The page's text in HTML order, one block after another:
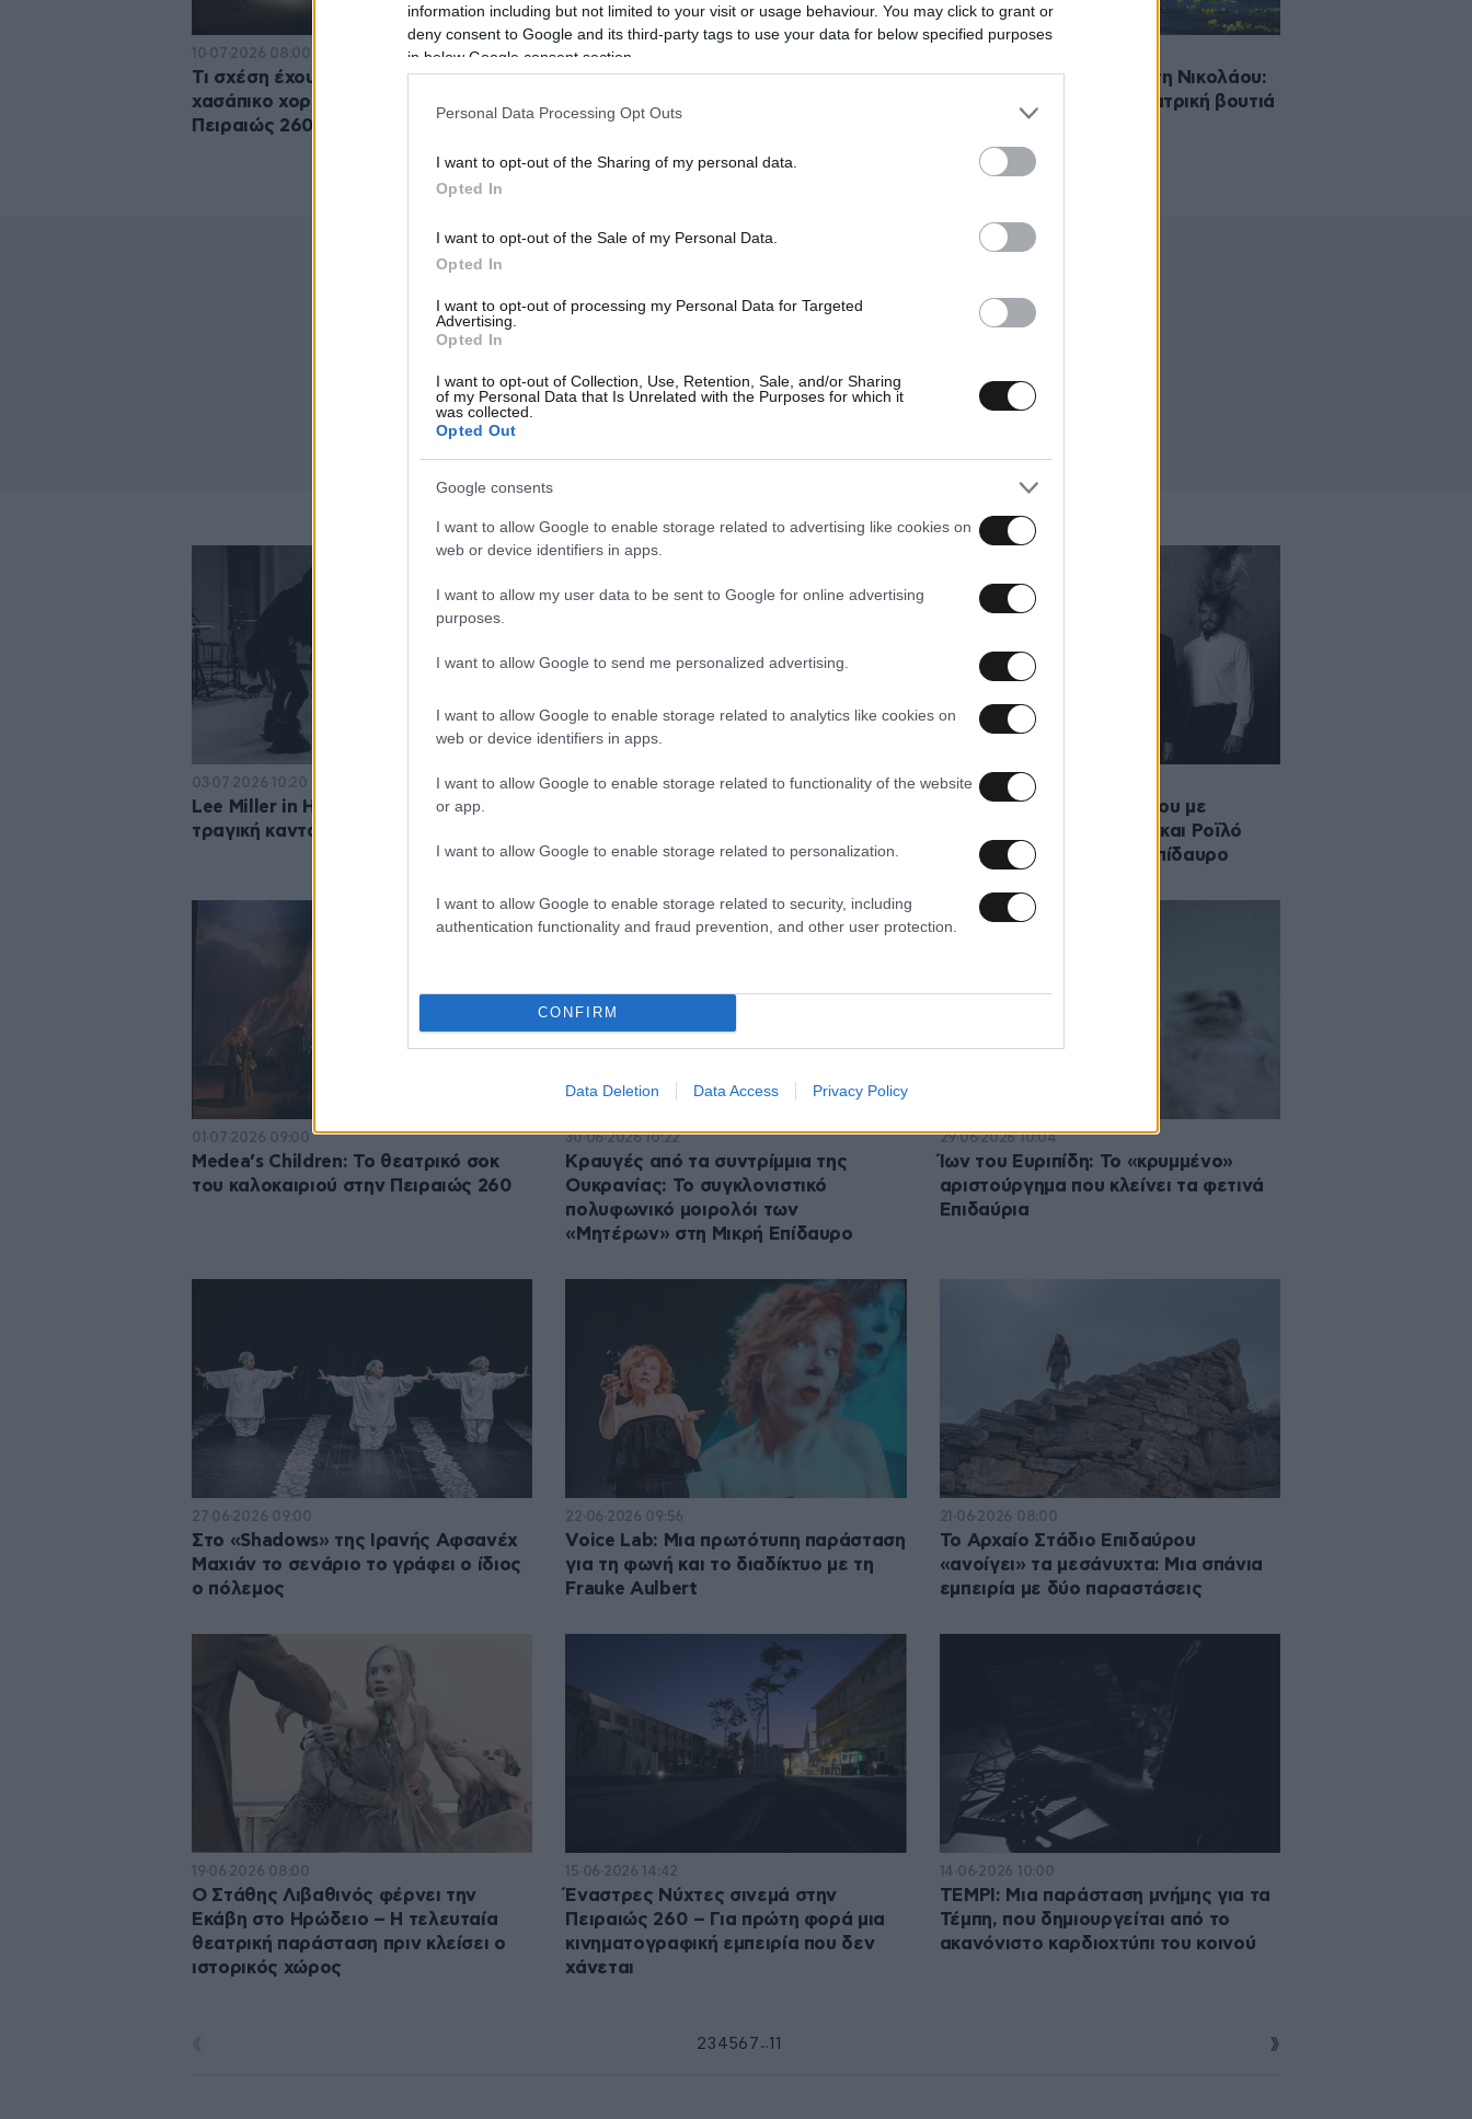
information including but not limited to your visit or usage behaviour. You may click to grant or
deny consent to Google and its third-party tags to use your data for below specified purposes
in below Google consent section.
Personal Data Processing Opt Outs
I want to opt-out of the Sharing of my personal data.
Opted In
I want to opt-out of the Sale of my Personal Data.
Opted In
I want to opt-out of processing my Personal Data for Targeted
Advertising.
Opted In
I want to opt-out of Collection, Use, Retention, Sale, and/or Sharing
of my Personal Data that Is Unrelated with the Purposes for which it
was collected.
Opted Out
Google consents
I want to allow Google to enable storage related to advertising like cookies on
web or device identifiers in apps.
I want to allow my user data to be sent to Google for online advertising
purposes.
I want to allow Google to send me personalized advertising.
I want to allow Google to enable storage related to analytics like cookies on
web or device identifiers in apps.
I want to allow Google to enable storage related to functionality of the website
or app.
I want to allow Google to enable storage related to personalization.
I want to allow Google to enable storage related to security, including
authentication functionality and fraud prevention, and other user protection.
CONFIRM
Data Deletion Data Access Privacy Policy
10·07·2026 08:00
Τι σχέση έχουν οι Χασάπηδες με τον
χασάπικο χορό; Η απάντηση στην
Πειραιώς 260
09·07·2026 09:00
«Εννιά νούφαρα από τη νεκρή όχθη»:
Βήτα συναντά την ελληνική ρίζα στην
«Ο Διάδρομος» του Φώτη Νικολάου:
Μια καθηλωτική χοροθεατρική βουτιά
στην ανθρώπινη ψυχή
03·07·2026 10:20
Lee Miller in Hitler’s Bathtub: Μια
τραγική καντάτα στην Πειραιώς 260
02·07·2026 11:21
Πανταζή στο τραγούδι
02·07·2026 09:02
Οι «Πέρσες» του Αισχύλου με
Καταλειφό, Ναυπλιώτου και Ροϊλό
κάνουν πρεμιέρα στην Επίδαυρο
01·07·2026 09:00
Medea’s Children: Το θεατρικό σοκ
του καλοκαιριού στην Πειραιώς 260
30·06·2026 10:22
Κραυγές από τα συντρίμμια της
Ουκρανίας: Το συγκλονιστικό
πολυφωνικό μοιρολόι των
«Μητέρων» στη Μικρή Επίδαυρο
29·06·2026 10:04
Ίων του Ευριπίδη: Το «κρυμμένο»
αριστούργημα που κλείνει τα φετινά
Επιδαύρια
27·06·2026 09:00
Στο «Shadows» της Ιρανής Αφσανέχ
Μαχιάν το σενάριο το γράφει ο ίδιος
ο πόλεμος
22·06·2026 09:56
Voice Lab: Μια πρωτότυπη παράσταση
για τη φωνή και το διαδίκτυο με τη
Frauke Aulbert
21·06·2026 08:00
Το Αρχαίο Στάδιο Επιδαύρου
«ανοίγει» τα μεσάνυχτα: Μια σπάνια
εμπειρία με δύο παραστάσεις
19·06·2026 08:00
Ο Στάθης Λιβαθινός φέρνει την
Εκάβη στο Ηρώδειο – Η τελευταία
θεατρική παράσταση πριν κλείσει ο
ιστορικός χώρος
15·06·2026 14:42
Έναστρες Νύχτες σινεμά στην
Πειραιώς 260 – Για πρώτη φορά μια
κινηματογραφική εμπειρία που δεν
χάνεται
14·06·2026 10:00
TEMPI: Μια παράσταση μνήμης για τα
Τέμπη, που δημιουργείται από το
ακανόνιστο καρδιοχτύπι του κοινού
23 4 56 7 ...11